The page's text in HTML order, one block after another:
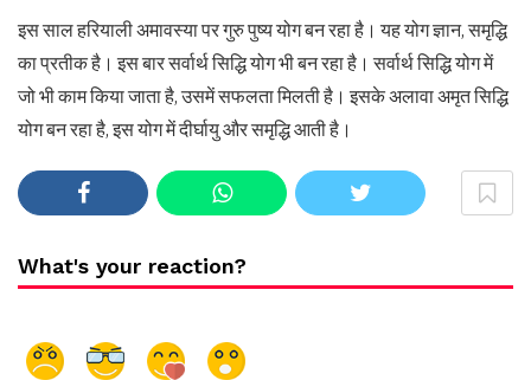
इस साल हरियाली अमावस्या पर गुरु पुष्य योग बन रहा है। यह योग ज्ञान, समृद्धि
का प्रतीक है। इस बार सर्वार्थ सिद्धि योग भी बन रहा है। सर्वार्थ सिद्धि योग में
जो भी काम किया जाता है, उसमें सफलता मिलती है। इसके अलावा अमृत सिद्धि
योग बन रहा है, इस योग में दीर्घायु और समृद्धि आती है।
What's your reaction?